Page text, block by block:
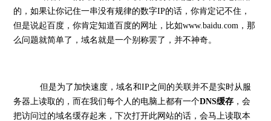
的，如果让你记住一串没有规律的数字IP的话，你肯定记不住，
但是说起百度，你肯定知道百度的网址，比如www.baidu.com，那
么问题就简单了，域名就是一个别称罢了，并不神奇。
但是为了加快速度，域名和IP之间的关联并不是实时从服
务器上读取的，而在我们每个人的电脑上都有一个DNS缓存 ，会
把访问过的域名缓存起来，下次打开此网站的话，会马上读取本